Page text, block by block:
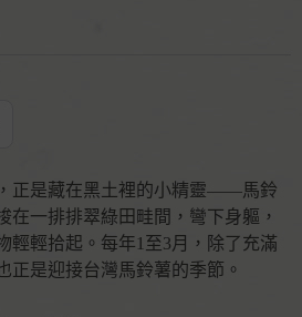
正是藏在黑土裡的小精靈——馬鈴
在一排排翠綠田畦間，彎下身軀，
輕輕拾起。每年1至3月，除了充滿
正是迎接台灣馬鈴薯的季節。